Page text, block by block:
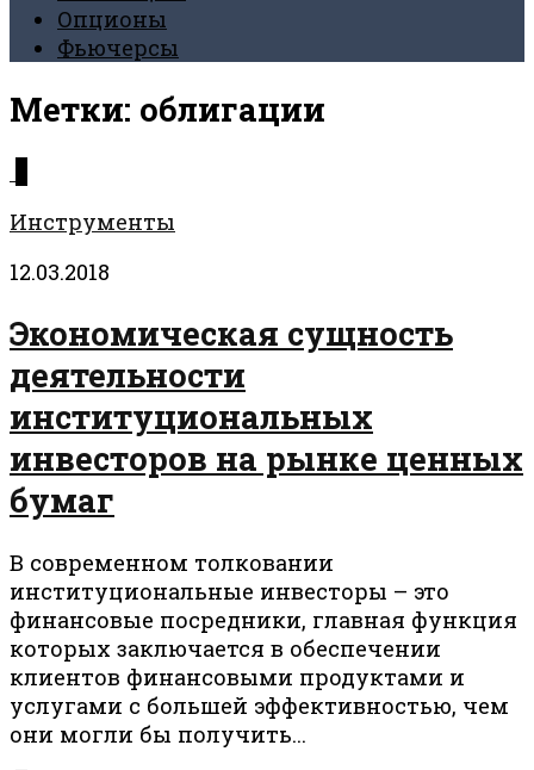
Опционы
Фьючерсы
Метки: облигации
Инструменты
12.03.2018
Экономическая сущность
деятельности
институциональных
инвесторов на рынке ценных
бумаг
В современном толковании
институциональные инвесторы – это
финансовые посредники, главная функция
которых заключается в обеспечении
клиентов финансовыми продуктами и
услугами с большей эффективностью, чем
они могли бы получить...